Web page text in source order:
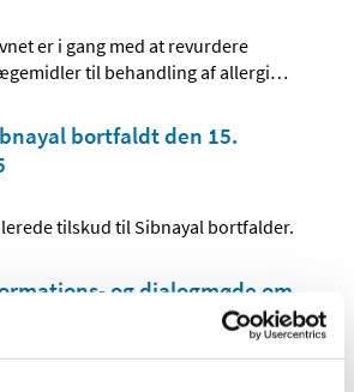
er i gang med at revurdere
til behandling af allergi…
bortfaldt den 15.
tilskud til Sibnayal bortfalder.
og dialogmøde om